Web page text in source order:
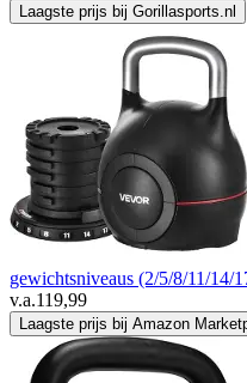
Laagste prijs bij Gorillasports.nl
gewichtsniveaus (2/5/8/11/14/
v.a.119,99
Laagste prijs bij Amazon